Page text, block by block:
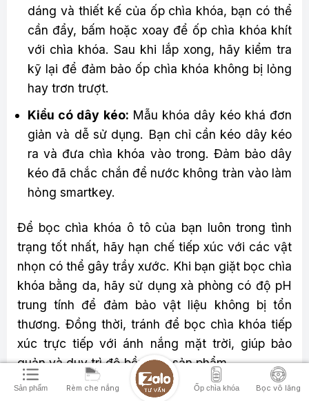
dáng và thiết kế của ốp chìa khóa, bạn có thể
cần đẩy, bấm hoặc xoay để ốp chìa khóa khít
với chìa khóa. Sau khi lắp xong, hãy kiểm tra
kỹ lại để đảm bảo ốp chìa khóa không bị lỏng
hay trơn trượt.
Kiểu có dây kéo: Mẫu khóa dây kéo khá đơn
giản và dễ sử dụng. Bạn chỉ cần kéo dây kéo
ra và đưa chìa khóa vào trong. Đảm bảo dây
kéo đã chắc chắn để nước không tràn vào làm
hỏng smartkey.
Để bọc chìa khóa ô tô của bạn luôn trong tình
trạng tốt nhất, hãy hạn chế tiếp xúc với các vật
nhọn có thể gây trầy xước. Khi bạn giặt bọc chìa
khóa bằng da, hãy sử dụng xà phòng có độ pH
trung tính để đảm bảo vật liệu không bị tổn
thương. Đồng thời, tránh để bọc chìa khóa tiếp
xúc trực tiếp với ánh nắng mặt trời, giúp bảo
quản và duy trì độ bền của sản phẩm.
Sản phẩm Rèm che nắng Ốp chìa khóa Bọc vô lăng